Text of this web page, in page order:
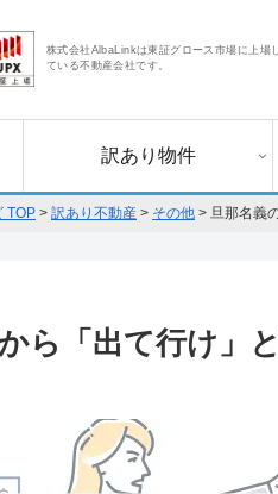
株式会社AlbaLinkは東証グロース市場に上場
ている不動産会社です。
訳あり物件
TOP > 訳あり不動産 > その他 > 旦那名義
ら「出て行け」